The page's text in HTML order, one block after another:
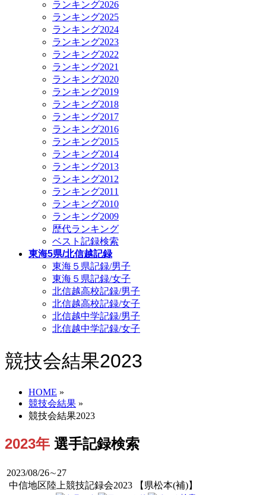
ランキング2026
ランキング2025
ランキング2024
ランキング2023
ランキング2022
ランキング2021
ランキング2020
ランキング2019
ランキング2018
ランキング2017
ランキング2016
ランキング2015
ランキング2014
ランキング2013
ランキング2012
ランキング2011
ランキング2010
ランキング2009
歴代ランキング
ベスト記録検索
東海5県/北信越記録
東海５県記録/男子
東海５県記録/女子
北信越高校記録/男子
北信越高校記録/女子
北信越中学記録/男子
北信越中学記録/女子
競技会結果2023
HOME »
競技会結果 »
競技会結果2023
2023年 選手記録検索
2023/08/26∼27
中信地区陸上競技記録会2023 【県松本(補)】